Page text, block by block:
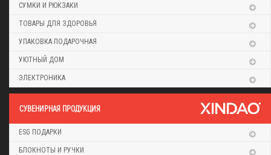
СУМКИ И РЮКЗАКИ
ТОВАРЫ ДЛЯ ЗДОРОВЬЯ
УПАКОВКА ПОДАРОЧНАЯ
УЮТНЫЙ ДОМ
ЭЛЕКТРОНИКА
CУВЕНИРНАЯ ПРОДУКЦИЯ
ESG ПОДАРКИ
БЛОКНОТЫ И РУЧКИ